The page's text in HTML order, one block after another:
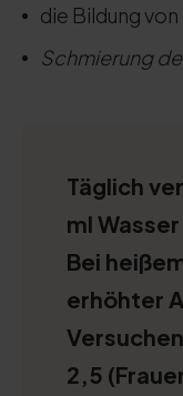
die Bildung von
Schmierung
Täglich
ml
Bei
erhöhter
2,5